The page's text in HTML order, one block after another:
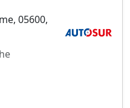
05600,